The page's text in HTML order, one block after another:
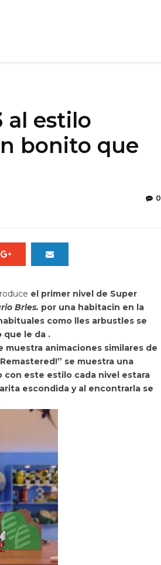
al estilo
bonito que
0
el primer nivel de Super
Brles. por una habitacin en la
como lles arbustles se
que le da .
muestra animaciones similares de
se muestra una
con este estilo cada nivel estara
escondida y al encontrarla se